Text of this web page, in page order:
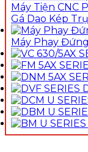
Máy Tiện CNC
Gá Dao Kép
Máy Phay